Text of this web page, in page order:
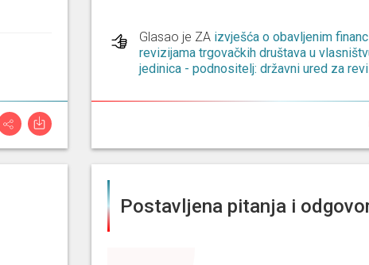
Glasao je ZA izvješća o obavljenim
revizijama trgovačkih društava u
jedinica - podnositelj: državni ured za
izvješća o obavljenim
revizijama lokalnih jedinica - podnositelj:
za reviziju
pristup informacijama za 2025. godinu -
Postavljena pitanja i